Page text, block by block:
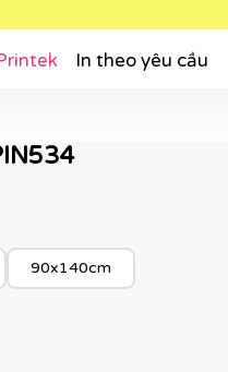
In theo yêu cầu
90x140cm